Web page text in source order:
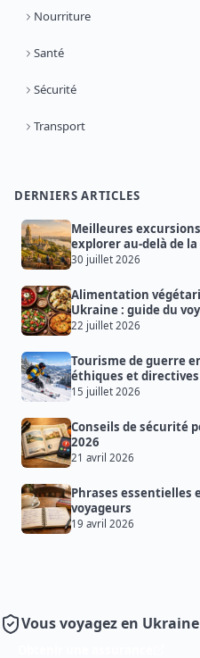
Nourriture
Santé
Sécurité
Transport
DERNIERS ARTICLES
Meilleures
explorer au-delà de
30 juillet 2026
Alimentation
Ukraine : guide du
22 juillet 2026
Tourisme de guerre
éthiques et directives
15 juillet 2026
Conseils de sécurité
2026
21 avril 2026
Phrases essentielles
voyageurs
19 avril 2026
Vous voyagez en